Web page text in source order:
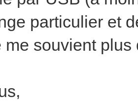
particulier et
me souvient plus